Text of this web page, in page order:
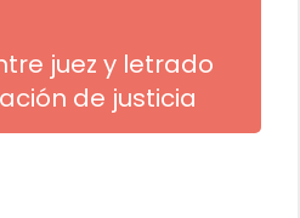
juez y letrado
de justicia